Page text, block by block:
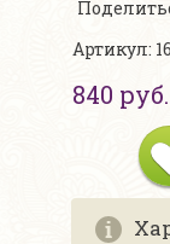
Артикул:
840 руб.